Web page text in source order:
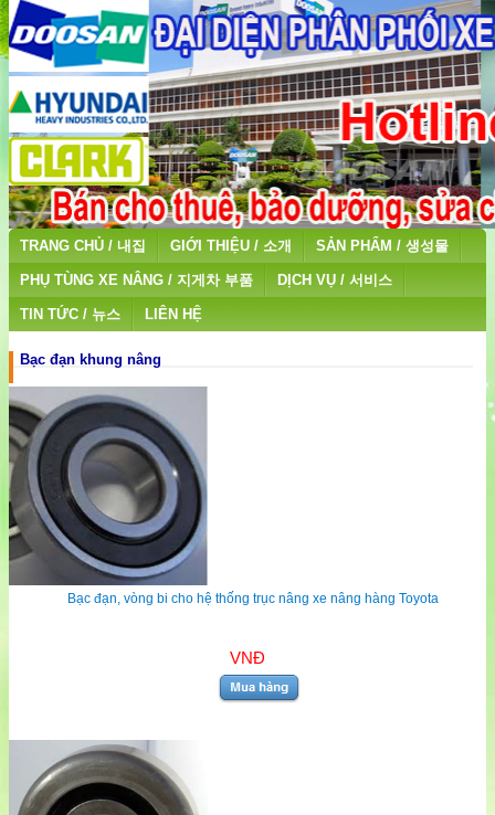
TRANG CHỦ / 내집 GIỚI THIỆU / 소개 SẢN PHẨM / 생성물
PHỤ TÙNG XE NÂNG / 지게차 부품 DỊCH VỤ / 서비스
TIN TỨC / 뉴스 LIÊN HỆ
Bạc đạn khung nâng
Bạc đạn, vòng bi cho hệ thống trục nâng xe nâng hàng Toyota
VNĐ